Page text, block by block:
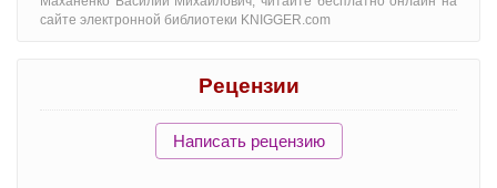
сайте электронной библиотеки KNIGGER.com
Рецензии
Написать рецензию